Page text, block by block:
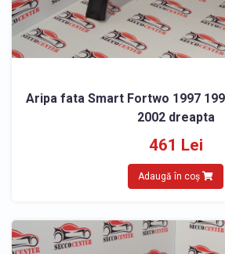
Aripa fata Smart Fortwo 1997
2002 dreapta
461 Lei
Adaugă în coș